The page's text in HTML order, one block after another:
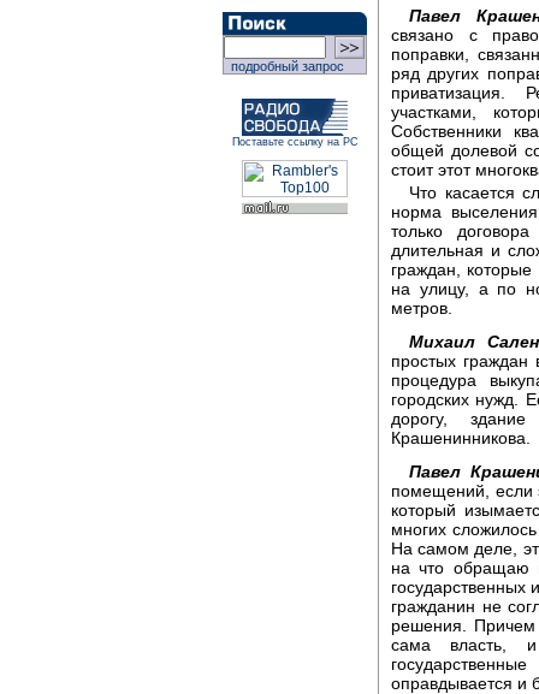
подробный запрос
Поставьте ссылку на РС
Павел
связано с
поправки,
ряд других
приватизация.
участками,
Собственники
общей долевой
стоит этот
Что касается
норма
только
длительная и
граждан,
на улицу, а по
метров.
Михаил
простых граждан
процедура
городских нужд.
дорогу,
Крашенинникова.
Павел
помещений, если
который
многих
На самом деле,
на что обращаю
государственных
гражданин не
решения. Причем
сама власть, и
оправдывается и